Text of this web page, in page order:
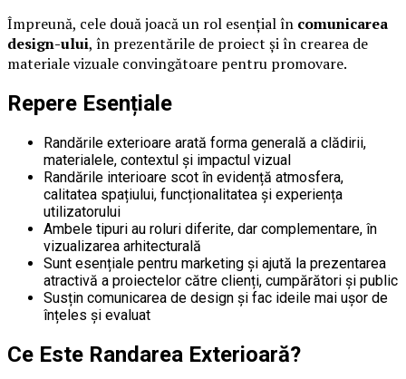
Împreună, cele două joacă un rol esențial în comunicarea
design-ului, în prezentările de proiect și în crearea de
materiale vizuale convingătoare pentru promovare.
Repere Esențiale
Randările exterioare arată forma generală a clădirii,
materialele, contextul și impactul vizual
Randările interioare scot în evidență atmosfera,
calitatea spațiului, funcționalitatea și experiența
utilizatorului
Ambele tipuri au roluri diferite, dar complementare, în
vizualizarea arhitecturală
Sunt esențiale pentru marketing și ajută la prezentarea
atractivă a proiectelor către clienți, cumpărători și public
Susțin comunicarea de design și fac ideile mai ușor de
înțeles și evaluat
Ce Este Randarea Exterioară?